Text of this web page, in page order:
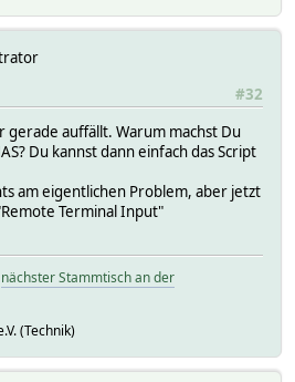
#32
gerade auffällt. Warum machst Du
Du kannst dann einfach das Script
am eigentlichen Problem, aber jetzt
Terminal Input"
nächster Stammtisch an der
(Technik)